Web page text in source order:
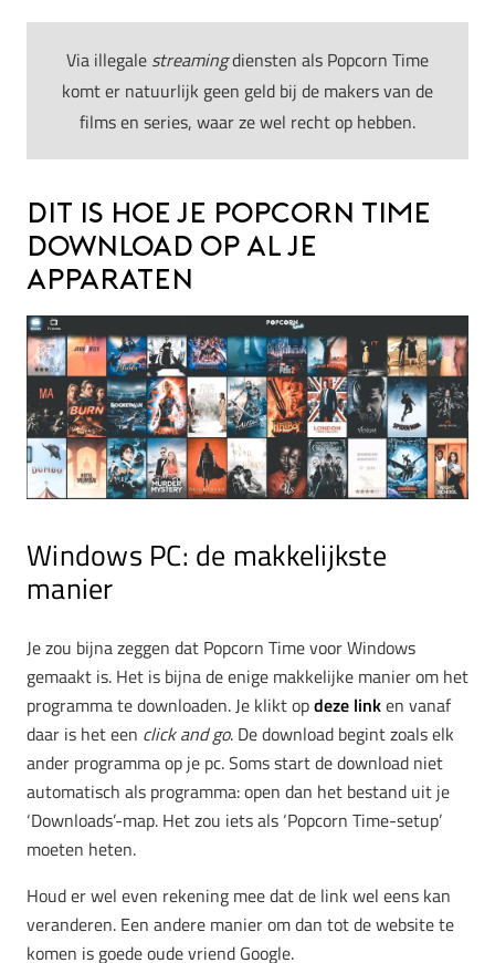
Via illegale streamingdiensten als Popcorn Time
komt er natuurlijk geen geld bij de makers van de
films en series, waar ze wel recht op hebben.
Dit is hoe je Popcorn Time
download op al je
apparaten
Windows PC: de makkelijkste
manier
Je zou bijna zeggen dat Popcorn Time voor Windows
gemaakt is. Het is bijna de enige makkelijke manier om het
programma te downloaden. Je klikt opdeze linken vanaf
daar is het een click and go. De download begint zoals elk
ander programma op je pc. Soms start de download niet
automatisch als programma: open dan het bestand uit je
‘Downloads’-map. Het zou iets als ‘Popcorn Time-setup’
moeten heten.
Houd er wel even rekening mee dat de link wel eens kan
veranderen. Een andere manier om dan tot de website te
komen is goede oude vriend Google.